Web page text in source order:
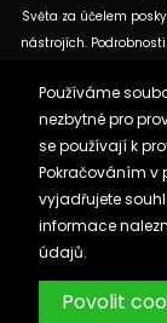
Světa za účelem
nástrojích.
dostupných na
být uvedeny
ke
Zásady
Reklama
Burzovnisvet.cz
Používáme
nezbytné pro
se používají k
Pokračováním v
vyjadřujete
informace
údajů.
Povolit